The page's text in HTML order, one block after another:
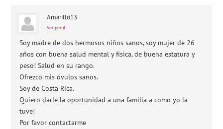
Amarillo13
Ver perfil
Soy madre de dos hermosos niños sanos, soy mujer de 26
años con buena salud mental y física, de buena estatura y
peso! Salud en su rango.
Ofrezco mis óvulos sanos.
Soy de Costa Rica.
Quiero darle la oportunidad a una familia a como yo la
tuve!
Por favor contactarme